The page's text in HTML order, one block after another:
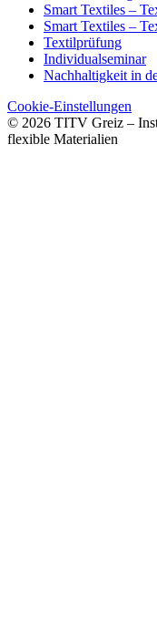
Smart Textiles –
Smart Textiles –
Textilprüfung
Individualseminar
Nachhaltigkeit in
Cookie-Einstellungen
© 2026 TITV Greiz –
flexible Materialien